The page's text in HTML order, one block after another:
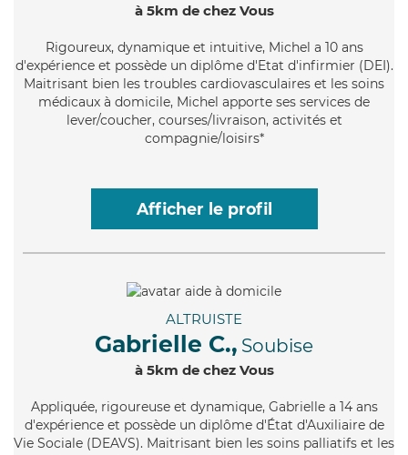
à 5km de chez Vous
Rigoureux, dynamique et intuitive, Michel a 10 ans
d'expérience et possède un diplôme d'Etat d'infirmier (DEI).
Maitrisant bien les troubles cardiovasculaires et les soins
médicaux à domicile, Michel apporte ses services de
lever/coucher, courses/livraison, activités et
compagnie/loisirs*
Afficher le profil
ALTRUISTE
Gabrielle C., Soubise
à 5km de chez Vous
Appliquée, rigoureuse et dynamique, Gabrielle a 14 ans
d'expérience et possède un diplôme d'État d'Auxiliaire de
Vie Sociale (DEAVS). Maitrisant bien les soins palliatifs et les